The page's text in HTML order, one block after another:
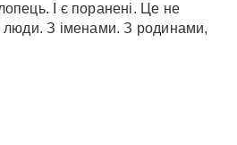
І є поранені. Це не
люди. З іменами. З родинами,